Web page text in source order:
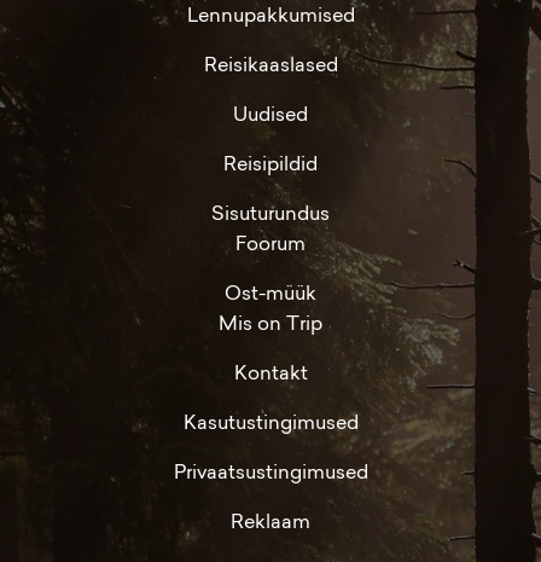
Lennupakkumised
Reisikaaslased
Uudised
Reisipildid
Sisuturundus
Foorum
Ost-müük
Mis on Trip
Kontakt
Kasutustingimused
Privaatsustingimused
Reklaam